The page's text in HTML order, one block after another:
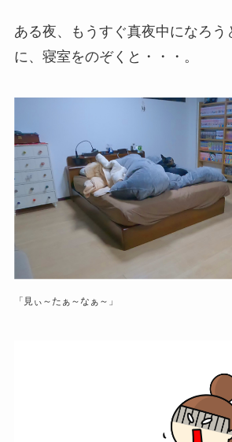
ある夜、もうすぐ真夜中になろう
に、寝室をのぞくと・・・。
「見ぃ～たぁ～なぁ～」